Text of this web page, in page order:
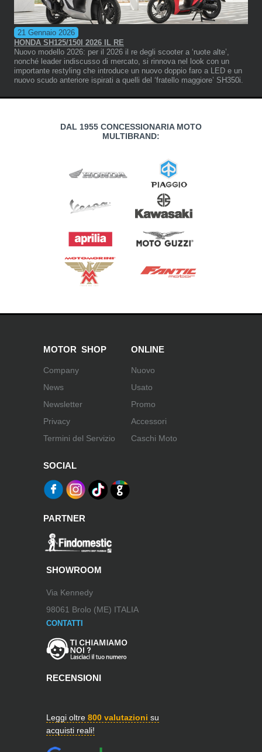
DISP DA: 11/2025
€5.799,00
PRIMAVERA 150 OFFICINA 8
DISP DA:
5.599,00
21 Gennaio 2026
HONDA SH125/150I 2026 IL RE
Nuovo modello 2026: per il 2026 il re degli scooter a ‘ruote alte’,
nonché leader indiscusso di mercato, si rinnova nel look con un
importante restyling che introduce un nuovo doppio faro a LED e un
nuovo scudo anteriore ispirati a quelli del ‘fratello maggiore’ SH350i.
DAL 1955 CONCESSIONARIA MOTO
MULTIBRAND:
MOTOR SHOP
Company
News
Newsletter
Privacy
Termini del Servizio
ONLINE
Nuovo
Usato
Promo
Accessori
Caschi Moto
SOCIAL
PARTNER
SHOWROOM
Via Kennedy
98061 Brolo (ME) ITALIA
CONTATTI
RECENSIONI
Leggi oltre 800 valutazioni su
acquisti reali!